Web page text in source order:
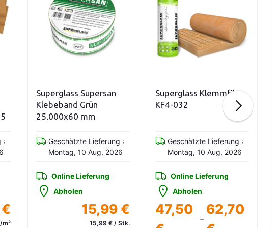
:
€
Stk.
Variationen anzeigen
Superglass Klemmfilz
KF4-032
Geschätzte Lieferung :
Montag, 10 Aug, 2026
Online Lieferung
Abholen
-
62,70
In den Warenkorb
Superglass Superforte
Klebeband Rot 60mm
Geschätzte Lieferung :
Montag, 10 Aug, 2026
Online Lieferung
Abholen
22,99 €